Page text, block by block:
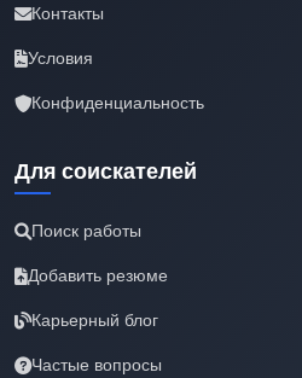
Контакты
Условия
Конфиденциальность
Для соискателей
Поиск работы
Добавить резюме
Карьерный блог
Частые вопросы